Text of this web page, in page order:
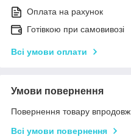
Оплата на рахунок
Готівкою при самовивозі
Всі умови оплати
Умови повернення
Повернення товару
Всі умови повернення